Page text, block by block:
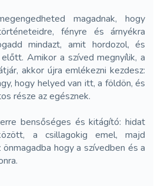
magadnak, hogy
fényre és árnyékra
mindazt, amit hordozol, és
Amikor a szíved megnyílik, a
akkor újra emlékezni kezdesz:
hogy helyed van itt, a földön, és
része az egésznek.
bensőséges és kitágító: hidat
a csillagokig emel, majd
hogy a szívedben és a